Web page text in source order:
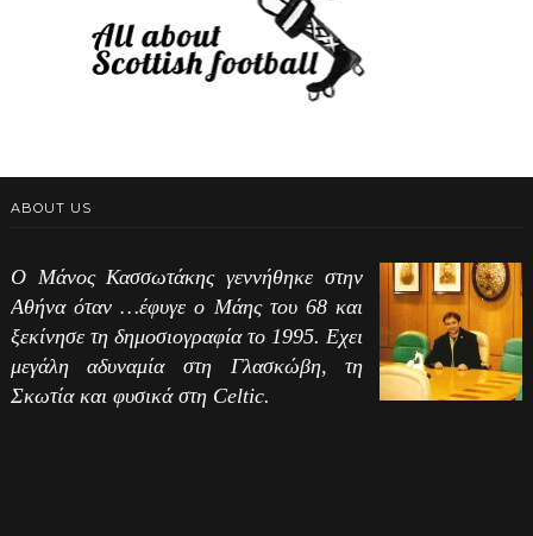
ABOUT US
Ο Μάνος Κασσωτάκης γεννήθηκε στην
Αθήνα όταν …έφυγε ο Μάης του 68 και
ξεκίνησε τη δημοσιογραφία το 1995. Εχει
μεγάλη αδυναμία στη Γλασκώβη, τη
Σκωτία και φυσικά στη Celtic.